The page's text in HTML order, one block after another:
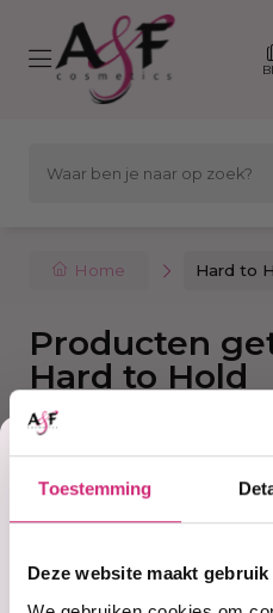
Toestemming
Deze website maakt
Home Hard to
Producten
Hard to Hold
Filter
op je